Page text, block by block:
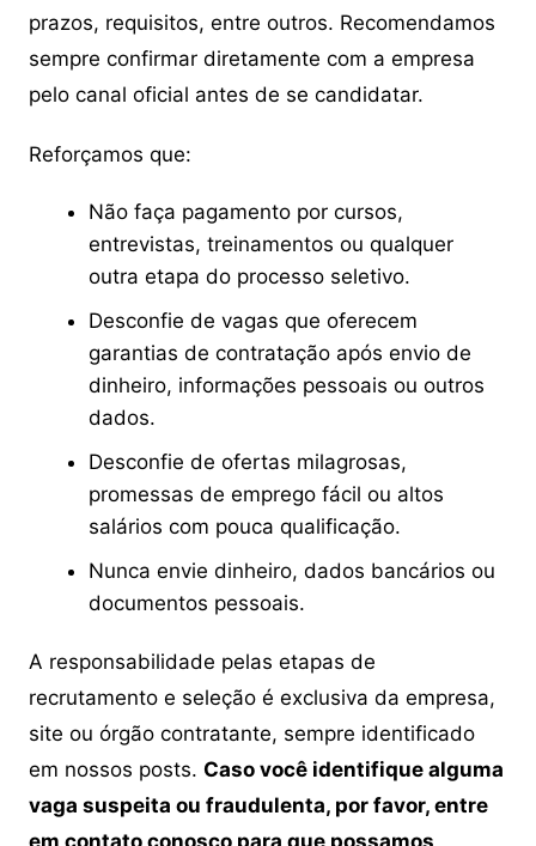
prazos, requisitos, entre outros. Recomendamos
sempre confirmar diretamente com a empresa
pelo canal oficial antes de se candidatar.
Reforçamos que:
Não faça pagamento por cursos,
entrevistas, treinamentos ou qualquer
outra etapa do processo seletivo.
Desconfie de vagas que oferecem
garantias de contratação após envio de
dinheiro, informações pessoais ou outros
dados.
Desconfie de ofertas milagrosas,
promessas de emprego fácil ou altos
salários com pouca qualificação.
Nunca envie dinheiro, dados bancários ou
documentos pessoais.
A responsabilidade pelas etapas de
recrutamento e seleção é exclusiva da empresa,
site ou órgão contratante, sempre identificado
em nossos posts. Caso você identifique alguma
vaga suspeita ou fraudulenta, por favor, entre
em contato conosco para que possamos